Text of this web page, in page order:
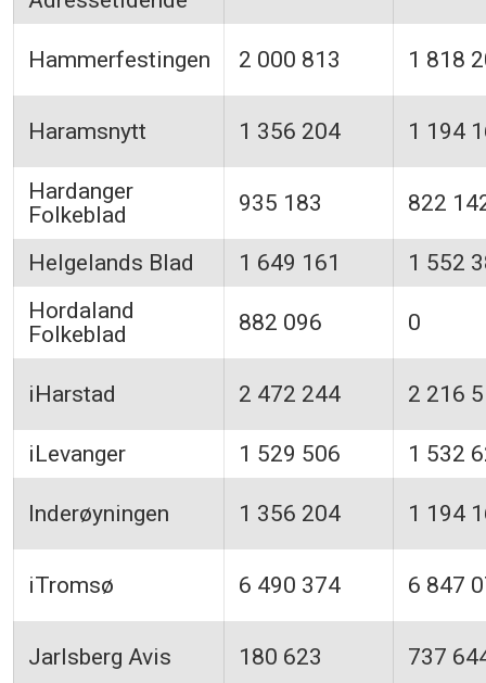
Hammerfestingen 2 000 813 1 818
Haramsnytt 1 356 204 1 194
Hardanger
Folkeblad
935 183 822
Helgelands Blad 1 649 161
1 552
Hordaland
Folkeblad
882 096 0
iHarstad 2 472 244 2 216
iLevanger 1 529 506 1 532
Inderøyningen 1 356 204 1 194
iTromsø 6 490 374 6 847
Jarlsberg Avis 180 623 737